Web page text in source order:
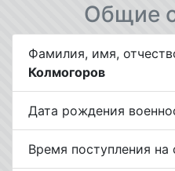
Общие
Фамилия, имя,
Колмогоров
Дата рождения
Время поступления на